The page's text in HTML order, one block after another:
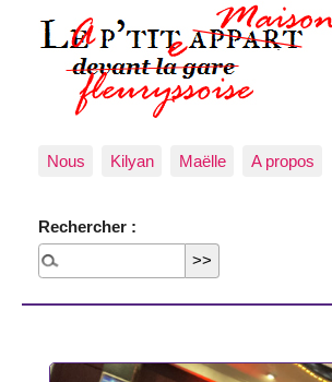
Nous Kilyan Maëlle A propos
Rechercher :